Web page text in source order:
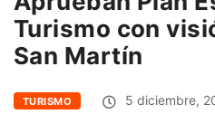
Turismo con
San Martín
TURISMO 5 diciembre,